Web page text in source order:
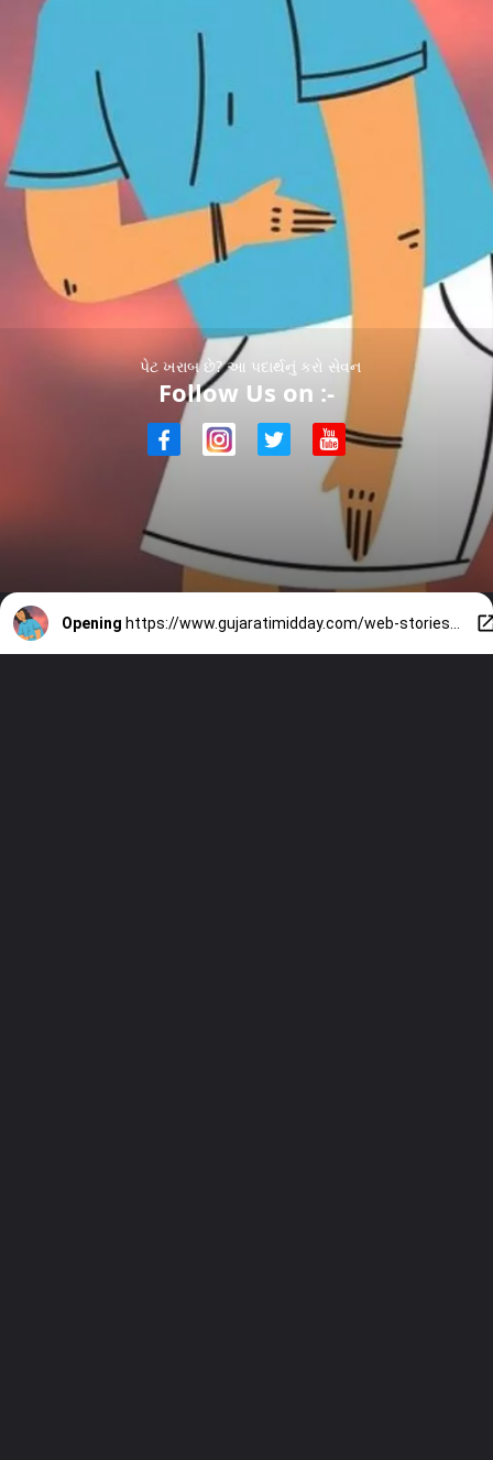
પેટ ખરાબ છે? આ પદાર્થનું કરો સેવન
Follow Us on :-
Opening